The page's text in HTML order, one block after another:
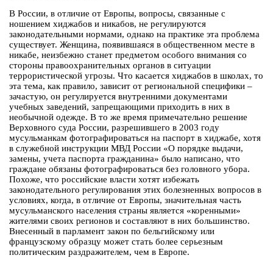
В России, в отличие от Европы, вопросы, связанные с
ношением хиджабов и никабов, не регулируются
законодательными нормами, однако на практике эта проблема
существует. Женщина, появившаяся в общественном месте в
никабе, неизбежно станет предметом особого внимания со
стороны правоохранительных органов в ситуации
террористической угрозы. Что касается хиджабов в школах, то
эта тема, как правило, зависит от региональной специфики –
зачастую, он регулируется внутренними документами
учебных заведений, запрещающими приходить в них в
необычной одежде. В то же время примечательно решение
Верховного суда России, разрешившего в 2003 году
мусульманкам фотографироваться на паспорт в хиджабе, хотя
в служебной инструкции МВД России «О порядке выдачи,
замены, учета паспорта гражданина» было написано, что
граждане обязаны фотографироваться без головного убора.
Похоже, что российские власти хотят избежать
законодательного регулирования этих болезненных вопросов в
условиях, когда, в отличие от Европы, значительная часть
мусульманского населения страны является «коренными»
жителями своих регионов и составляют в них большинство.
Внесенный в парламент закон по бельгийскому или
французскому образцу может стать более серьезным
политическим раздражителем, чем в Европе.